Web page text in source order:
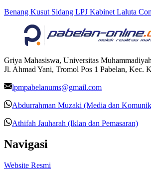
Benang Kusut Sidang LPJ Kabinet Laluta
Griya Mahasiswa, Universitas
Jl. Ahmad Yani, Tromol Pos 1 Pabelan, Kec.
lpmpabelanums@gmail.com
Abdurrahman Muzaki (Media dan
Athifah Jauharah (Iklan dan Pemasaran)
Navigasi
Website Resmi